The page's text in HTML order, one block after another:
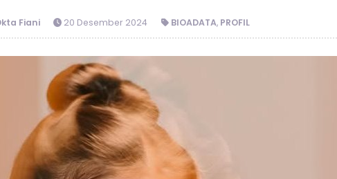
Fiani 20 Desember 2024 BIOADATA, PROFIL